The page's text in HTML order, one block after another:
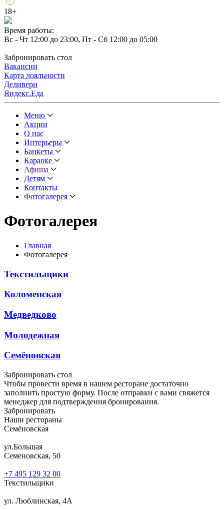
18+
Время работы:
Вс - Чт 12:00 до 23:00, Пт - Сб 12:00 до 05:00
Забронировать стол
Вакансии
Карта лояльности
Деливери
Яндекс.Еда
Меню
Акции
О нас
Интерьеры
Банкеты
Караоке
Афиша
Детям
Контакты
Фотогалерея
Фотогалерея
Главная
Фотогалерея
Текстильщики
Коломенская
Медведково
Молодежная
Семёновская
Забронировать стол
Чтобы провести время в нашем ресторане достаточно
заполнить простую форму. После отправки с вами свяжется
менеджер для подтверждения бронирования.
Забронировать
Наши рестораны
Семёновская
ул.Большая
Семеновская, 50
+7 495 129 32 00
Текстильщики
ул. Люблинская, 4А